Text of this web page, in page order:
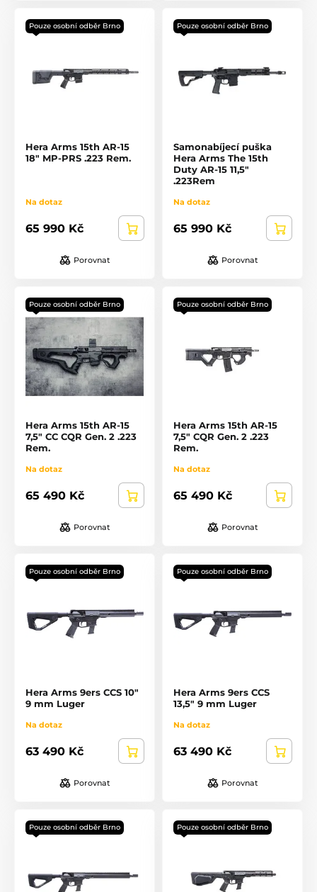
Pouze osobní odběr Brno
Hera Arms 15th AR-15
18" MP-PRS .223 Rem.
Na dotaz
65 990 Kč
Porovnat
Pouze osobní odběr Brno
Samonabíjecí puška
Hera Arms The 15th
Duty AR-15 11,5"
.223Rem
Na dotaz
65 990 Kč
Porovnat
Pouze osobní odběr Brno
Hera Arms 15th AR-15
7,5" CC CQR Gen. 2 .223
Rem.
Na dotaz
65 490 Kč
Porovnat
Pouze osobní odběr Brno
Hera Arms 15th AR-15
7,5" CQR Gen. 2 .223
Rem.
Na dotaz
65 490 Kč
Porovnat
Pouze osobní odběr Brno
Hera Arms 9ers CCS 10"
9 mm Luger
Na dotaz
63 490 Kč
Porovnat
Pouze osobní odběr Brno
Hera Arms 9ers CCS
13,5" 9 mm Luger
Na dotaz
63 490 Kč
Porovnat
Pouze osobní odběr Brno Pouze osobní odběr Brno